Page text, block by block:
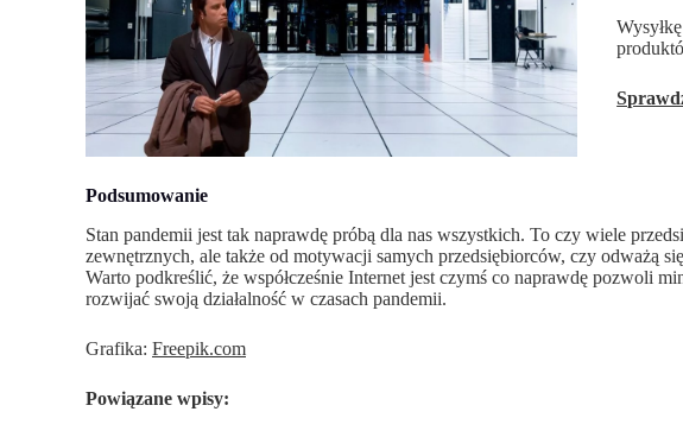
Podsumowanie
Stan pandemii jest tak naprawdę próbą dla nas wszystkich. To czy wiele
zewnętrznych, ale także od motywacji samych przedsiębiorców, czy odważą
Warto podkreślić, że współcześnie Internet jest czymś co naprawdę pozwoli
rozwijać swoją działalność w czasach pandemii.
Grafika: Freepik.com
Powiązane wpisy: